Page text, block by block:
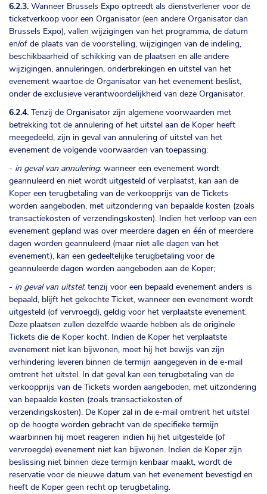
6.2.3. Wanneer Brussels Expo optreedt als dienstverlener voor de
ticketverkoop voor een Organisator (een andere Organisator dan
Brussels Expo), vallen wijzigingen van het programma, de datum
en/of de plaats van de voorstelling, wijzigingen van de indeling,
beschikbaarheid of schikking van de plaatsen en alle andere
wijzigingen, annuleringen, onderbrekingen en uitstel van het
evenement waartoe de Organisator van het evenement beslist,
onder de exclusieve verantwoordelijkheid van deze Organisator.
6.2.4. Tenzij de Organisator zijn algemene voorwaarden met
betrekking tot de annulering of het uitstel aan de Koper heeft
meegedeeld, zijn in geval van annulering of uitstel van het
evenement de volgende voorwaarden van toepassing:
- in geval van annulering: wanneer een evenement wordt
geannuleerd en niet wordt uitgesteld of verplaatst, kan aan de
Koper een terugbetaling van de verkoopprijs van de Tickets
worden aangeboden, met uitzondering van bepaalde kosten (zoals
transactiekosten of verzendingskosten). Indien het verloop van een
evenement gepland was over meerdere dagen en één of meerdere
dagen worden geannuleerd (maar niet alle dagen van het
evenement), kan een gedeeltelijke terugbetaling voor de
geannuleerde dagen worden aangeboden aan de Koper;
- in geval van uitstel: tenzij voor een bepaald evenement anders is
bepaald, blijft het gekochte Ticket, wanneer een evenement wordt
uitgesteld (of vervroegd), geldig voor het verplaatste evenement.
Deze plaatsen zullen dezelfde waarde hebben als de originele
Tickets die de Koper kocht. Indien de Koper het verplaatste
evenement niet kan bijwonen, moet hij het bewijs van zijn
verhindering leveren binnen de termijn aangegeven in de e-mail
omtrent het uitstel. In dat geval kan een terugbetaling van de
verkoopprijs van de Tickets worden aangeboden, met uitzondering
van bepaalde kosten (zoals transactiekosten of
verzendingskosten). De Koper zal in de e-mail omtrent het uitstel
op de hoogte worden gebracht van de specifieke termijn
waarbinnen hij moet reageren indien hij het uitgestelde (of
vervroegde) evenement niet kan bijwonen. Indien de Koper zijn
beslissing niet binnen deze termijn kenbaar maakt, wordt de
reservatie voor de nieuwe datum van het evenement bevestigd en
heeft de Koper geen recht op terugbetaling.